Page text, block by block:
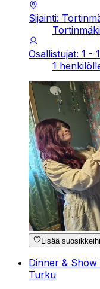
Sijainti:
Tortinmäki
Osallistujat: 1 -
1
Lisää
Dinner & Show
Turku